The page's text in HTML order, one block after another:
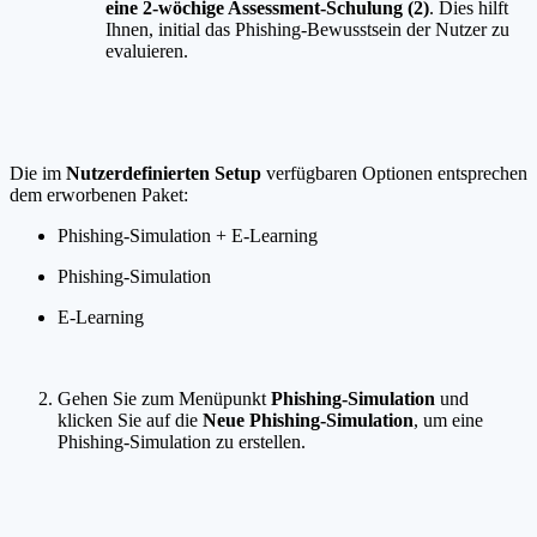
eine 2-wöchige Assessment-Schulung (2). Dies hilft
Ihnen, initial das Phishing-Bewusstsein der Nutzer zu
evaluieren.
Die im Nutzerdefinierten Setup verfügbaren Optionen entsprechen
dem erworbenen Paket:
Phishing-Simulation + E-Learning
Phishing-Simulation
E-Learning
Gehen Sie zum Menüpunkt Phishing-Simulation und
klicken Sie auf die Neue Phishing-Simulation, um eine
Phishing-Simulation zu erstellen.